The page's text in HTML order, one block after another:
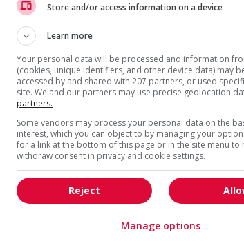
Store and/or access information on a device
Learn more
Your personal data will be processed and information
(cookies, unique identifiers, and other device data) may
accessed by and shared with 207 partners, or used
site. We and our partners may use precise geolocation
partners.
Some vendors may process your personal data on the
interest, which you can object to by managing your
for a link at the bottom of this page or in the site menu to
withdraw consent in privacy and cookie settings.
Reject
Manage options